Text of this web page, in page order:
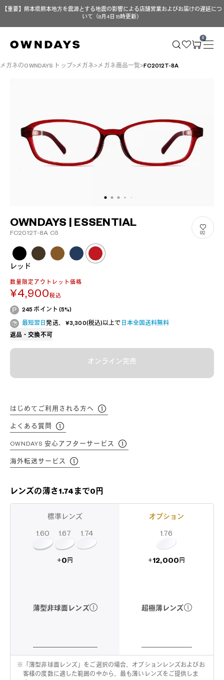
【重要】熊本県熊本地方を震源とする地震の影響による店舗営業およびお届けの遅延につ
いて（8月4日 15時更新）
0
メガネのOWNDAYS トップ メガネ メガネ商品一覧 FC2012T-8A
OWNDAYS | ESSENTIAL
FC2012T-8A C5 92
レッド
数量限定アウトレット価格
¥4,900 税込
245 ポイント (5%)
最短翌日発送、 ¥3,300(税込)以上で 日本全国送料無料
返品・交換不可
オンライン完売
はじめてご利用される方へ
よくある質問
OWNDAYS 安心アフターサービス
海外転送サービス
レンズの薄さ1.74まで0円
標準レンズ
1.60 1.67 1.74
+0 円
薄型非球面レンズ
オプション
1.76
+12,000 円
超極薄レンズ
※
「薄型非球面レンズ」をご選択の場合、オプションレンズおよびお
客様の度数に適した範囲の中から、最も薄いレンズをご提供しま